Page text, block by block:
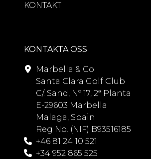
KONTAKT
KONTAKTA OSS
Marbella & Co
Santa Clara Golf Club
C/. Sand, Nº 17, 2ª Planta
E-29603 Marbella
Malaga, Spain
Reg No. (NIF) B93516185
+46 81 24 10 521
+34 952 865 525